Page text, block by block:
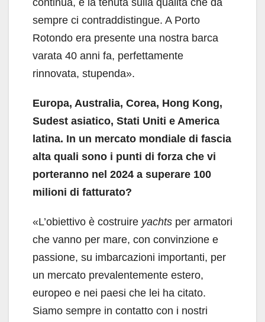
continua, e la tenuta sulla qualità che da
sempre ci contraddistingue. A Porto
Rotondo era presente una nostra barca
varata 40 anni fa, perfettamente
rinnovata, stupenda».
Europa, Australia, Corea, Hong Kong,
Sudest asiatico, Stati Uniti e America
latina. In un mercato mondiale di fascia
alta quali sono i punti di forza che vi
porteranno nel 2024 a superare 100
milioni di fatturato?
«L’obiettivo è costruire yachts per armatori
che vanno per mare, con convinzione e
passione, su imbarcazioni importanti, per
un mercato prevalentemente estero,
europeo e nei paesi che lei ha citato.
Siamo sempre in contatto con i nostri